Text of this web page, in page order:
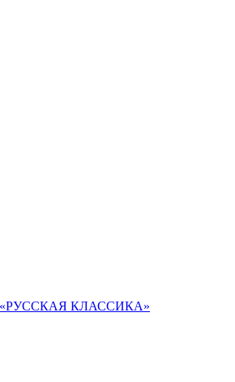
«РУССКАЯ КЛАССИКА»